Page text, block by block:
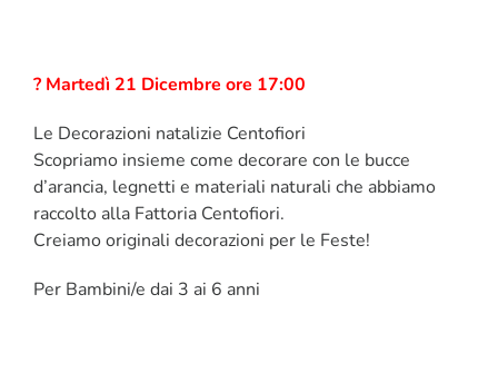
? Martedì 21 Dicembre ore 17:00
Le Decorazioni natalizie Centofiori
Scopriamo insieme come decorare con le bucce
d’arancia, legnetti e materiali naturali che abbiamo
raccolto alla Fattoria Centofiori.
Creiamo originali decorazioni per le Feste!
Per Bambini/e dai 3 ai 6 anni